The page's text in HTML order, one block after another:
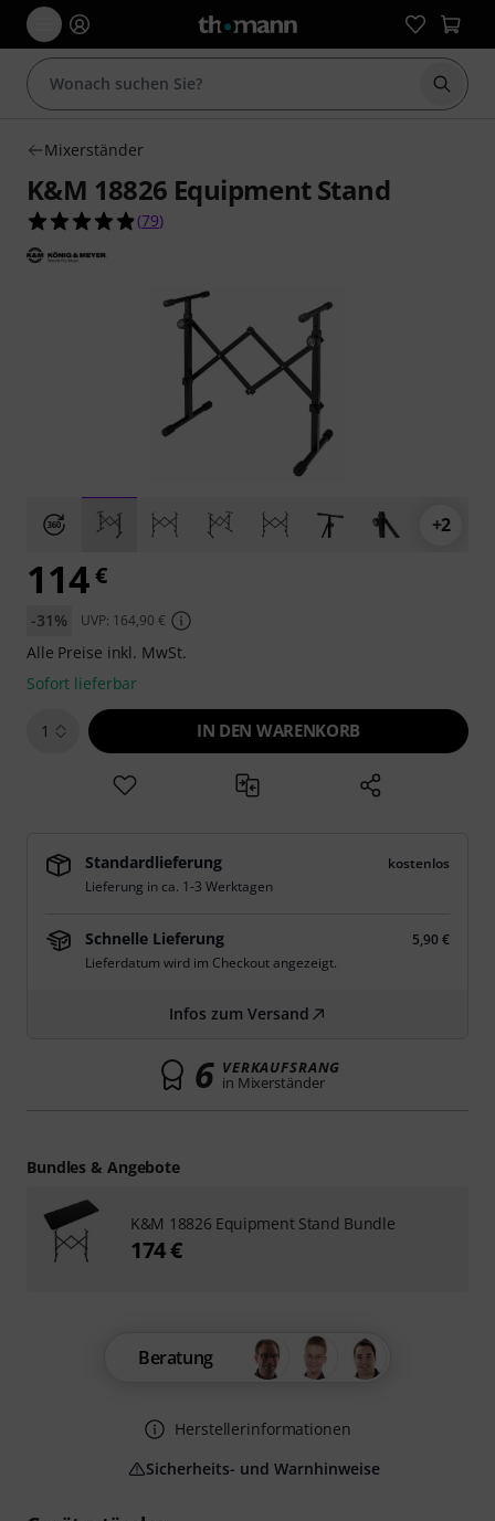
Suche
Mixerständer
K&M 18826 Equipment Stand
4.8 von 5 Sternen aus 79 Kundenbewertungen
(79)
+2
114€
-31% UVP: 164,90 €
Alle Preise inkl. MwSt.
Sofort lieferbar
1 IN DEN WARENKORB
Standardlieferung
kostenlos
Lieferung in ca. 1-3 Werktagen
Schnelle Lieferung
5,90 €
Lieferdatum wird im Checkout angezeigt.
Infos zum Versand
6 VERKAUFSRANG
in Mixerständer
Beratung
Herstellerinformationen
Sicherheits- und Warnhinweise
Bundles & Angebote
K&M 18826 Equipment Stand Bundle
174 €